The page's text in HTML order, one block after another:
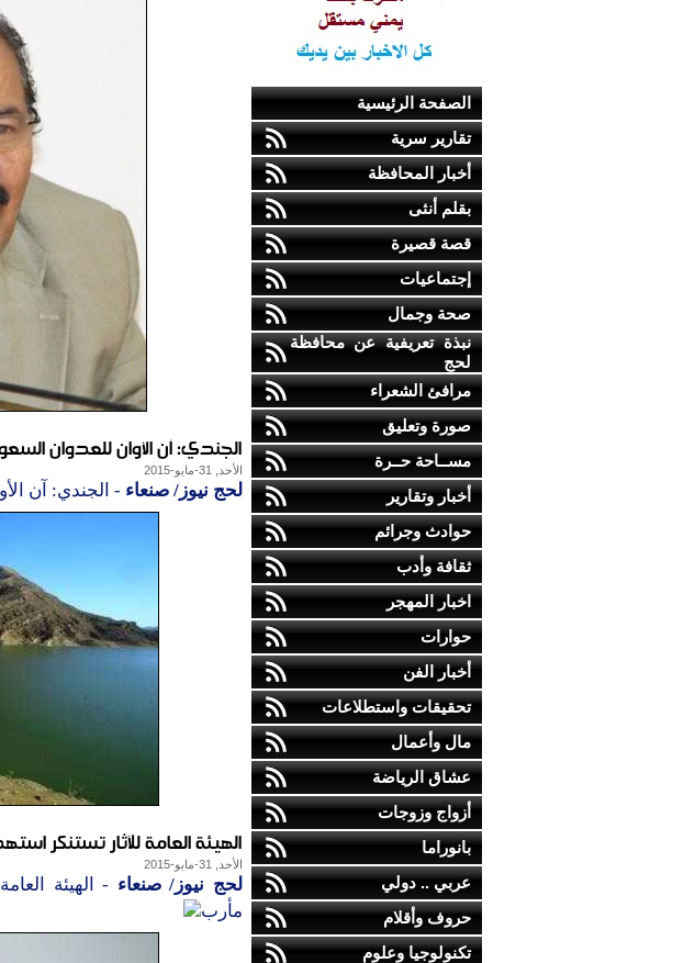
الصفحة الرئيسية
تقارير سرية
أخبار المحافظة
بقلم أنثى
قصة قصيرة
إجتماعيات
صحة وجمال
نبذة تعريفية عن محافظة
لحج
مرافئ الشعراء
صورة وتعليق
مســاحة حــرة
أخبار وتقارير
حوادث وجرائم
ثقافة وأدب
اخبار المهجر
حوارات
أخبار الفن
تحقيقات واستطلاعات
مال وأعمال
عشاق الرياضة
أزواج وزوجات
بانوراما
عربي .. دولي
حروف وأقلام
تكنولوجيا وعلوم
الجندي: آن الأوان للعدوان
الأحد, 31-مايو-2015
لحج نيوز/ صنعاء - الجندي: آن
الهيئة العامة للآثار
الأحد, 31-مايو-2015
لحج نيوز/ صنعاء - الهيئة
مأرب